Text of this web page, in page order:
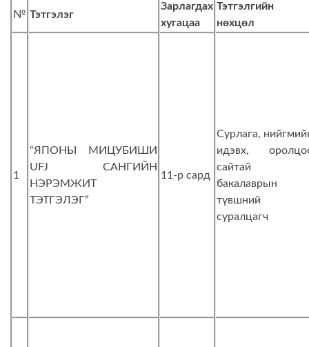
№ Тэтгэлэг
Зарлагдах
хугацаа
Тэтгэлгийн
нөхцөл
1
“ЯПОНЫ МИЦУБИШИ
UFJ САНГИЙН
НЭРЭМЖИТ
ТЭТГЭЛЭГ”
11-р сард
Сурлага,
идэвх,
сайтай
бакалаврын
түвшний
суралцагч